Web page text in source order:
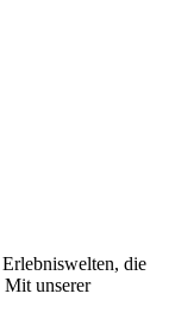
die
Mit unserer